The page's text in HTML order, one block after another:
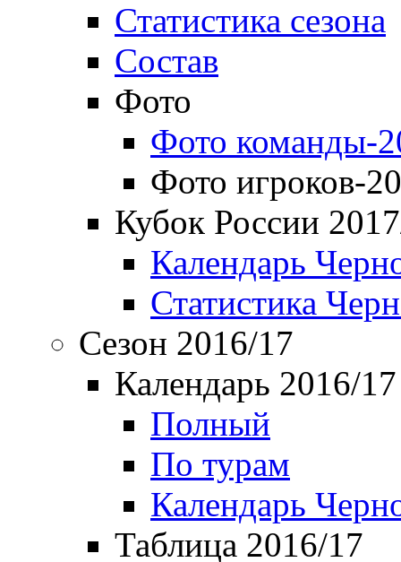
Статистика сезона
Состав
Фото
Фото команды-
Фото игроков-
Кубок России
Календарь
Статистика
Сезон 2016/17
Календарь 2016/17
Полный
По турам
Календарь
Таблица 2016/17